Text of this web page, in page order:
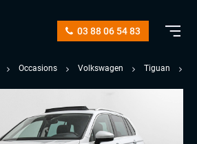
03 88 06 54 83
Occasions Volkswagen Tiguan